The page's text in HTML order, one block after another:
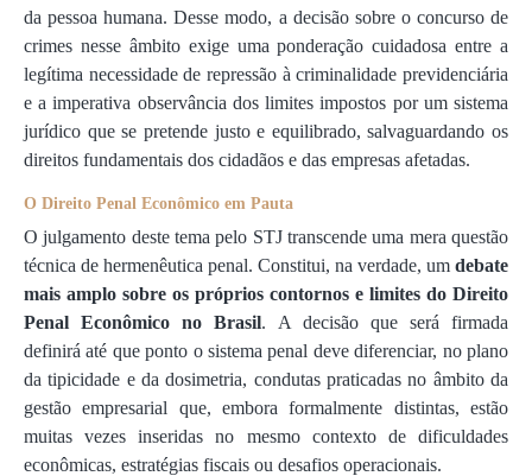
da pessoa humana. Desse modo, a decisão sobre o concurso de
crimes nesse âmbito exige uma ponderação cuidadosa entre a
legítima necessidade de repressão à criminalidade previdenciária
e a imperativa observância dos limites impostos por um sistema
jurídico que se pretende justo e equilibrado, salvaguardando os
direitos fundamentais dos cidadãos e das empresas afetadas.
O Direito Penal Econômico em Pauta
O julgamento deste tema pelo STJ transcende uma mera questão
técnica de hermenêutica penal. Constitui, na verdade, um debate
mais amplo sobre os próprios contornos e limites do Direito
Penal Econômico no Brasil. A decisão que será firmada
definirá até que ponto o sistema penal deve diferenciar, no plano
da tipicidade e da dosimetria, condutas praticadas no âmbito da
gestão empresarial que, embora formalmente distintas, estão
muitas vezes inseridas no mesmo contexto de dificuldades
econômicas, estratégias fiscais ou desafios operacionais.